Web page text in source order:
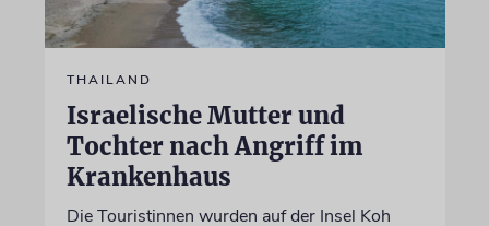
THAILAND
Israelische Mutter und
Tochter nach Angriff im
Krankenhaus
Die Touristinnen wurden auf der Insel Koh